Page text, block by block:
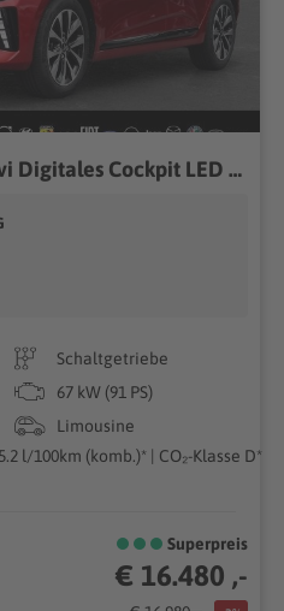
Mitsubishi Colt Plus Navi Digitales Cockpit LED Apple CarPlay Android Auto Klimaautom Musikstreaming
Schaltgetriebe
67 kW (91 PS)
Limousine
l/100km (komb.)* | CO₂-Klasse D*
Superpreis
€ 16.480 ,-